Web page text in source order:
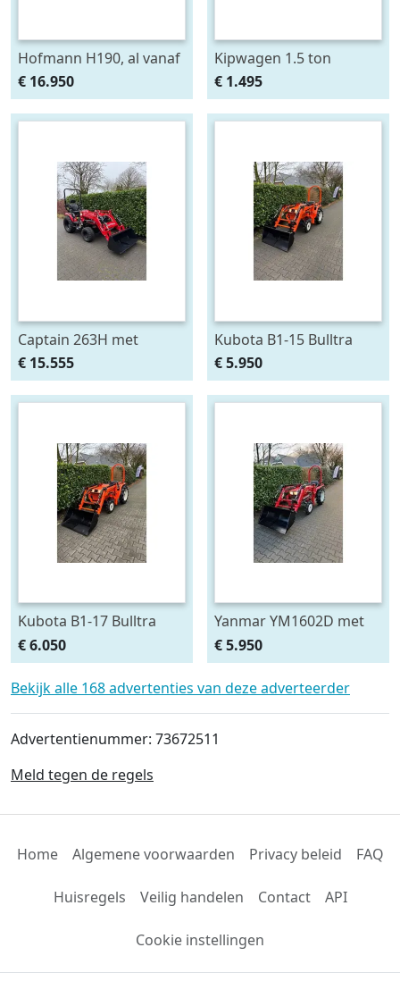
Hofmann H190, al vanaf
€ 325,- per maand.
€ 16.950
Kipwagen 1.5 ton
€ 1.495
Captain 263H met
voorlader al af €295,-
p/m Gratis klepel
€ 15.555
Kubota B1-15 Bulltra
met voorlader, al vanaf €
99,- per
€ 5.950
Kubota B1-17 Bulltra
met voorlader, al vanaf €
99,- per
€ 6.050
Yanmar YM1602D met
voorlader, al vanaf € 99,-
per maand.
€ 5.950
Bekijk alle 168 advertenties van deze adverteerder
Advertentienummer: 73672511
Meld tegen de regels
Home Algemene voorwaarden Privacy beleid FAQ
Huisregels Veilig handelen Contact API
Cookie instellingen